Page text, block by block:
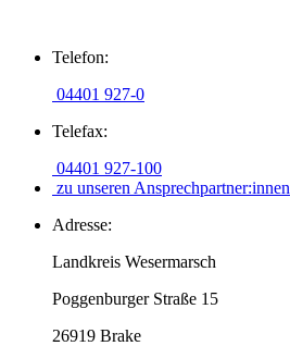
Inhalt
Telefon:
04401 927-0
Telefax:
04401 927-100
zu unseren Ansprechpartner:innen
Adresse:
Landkreis Wesermarsch
Poggenburger Straße 15
26919 Brake